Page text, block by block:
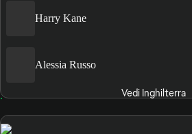
Harry Kane
Alessia Russo
Vedi Inghilterra